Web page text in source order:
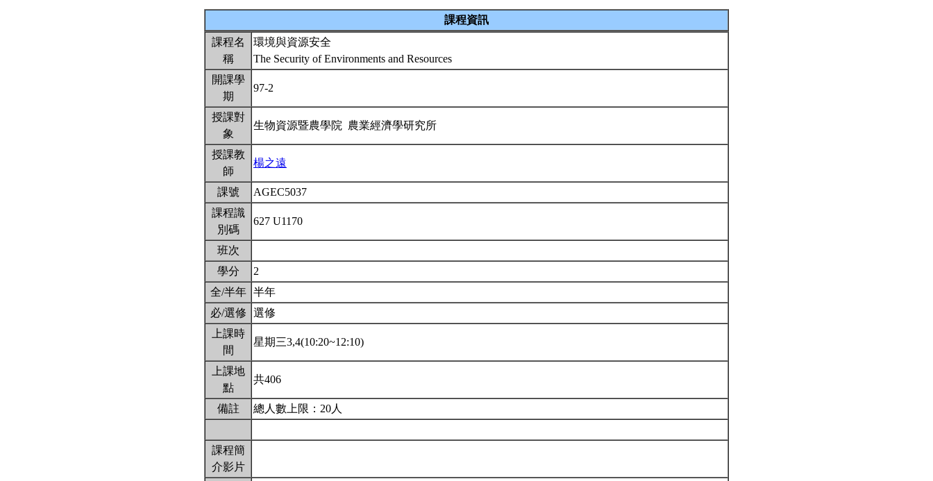
課程資訊
課程名
稱
環境與資源安全
The Security of Environments and Resources
開課學
期
97-2
授課對
象
生物資源暨農學院 農業經濟學研究所
授課教
師
楊之遠
課號
AGEC5037
課程識
別碼
627 U1170
班次
學分
2
全/半年
半年
必/選修
選修
上課時
間
星期三3,4(10:20~12:10)
上課地
點
共406
備註 總人數上限：20人
課程簡
介影片